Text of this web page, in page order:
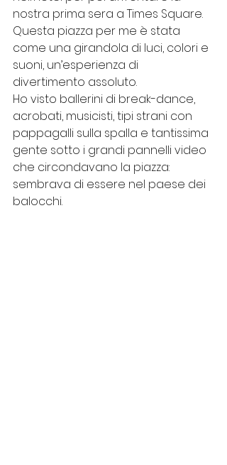
nostra prima sera a Times Square.
Questa piazza per me è stata
come una girandola di luci, colori e
suoni, un’esperienza di
divertimento assoluto.
Ho visto ballerini di break-dance,
acrobati, musicisti, tipi strani con
pappagalli sulla spalla e tantissima
gente sotto i grandi pannelli video
che circondavano la piazza:
sembrava di essere nel paese dei
balocchi.